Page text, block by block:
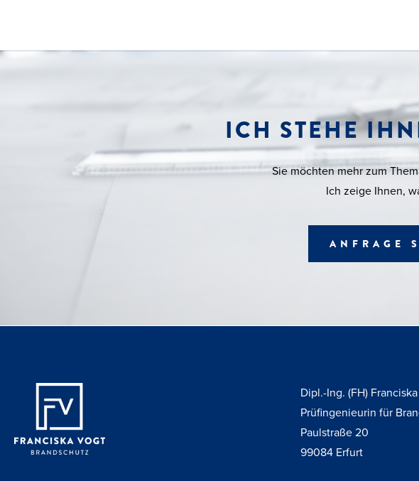
ICH STEHE
Sie möchten mehr zum
Ich zeige Ihnen,
ANFRAGE
Dipl.-Ing. (FH)
Prüfingenieurin für
Paulstraße 20
99084 Erfurt